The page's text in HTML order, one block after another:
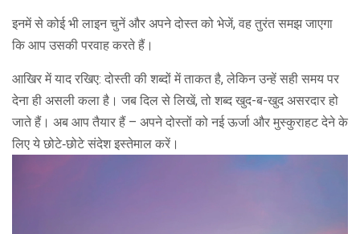
इनमें से कोई भी लाइन चुनें और अपने दोस्त को भेजें, वह तुरंत समझ जाएगा
कि आप उसकी परवाह करते हैं।
आखिर में याद रखिए: दोस्ती की शब्‍दों में ताकत है, लेकिन उन्हें सही समय पर
देना ही असली कला है। जब दिल से लिखें, तो शब्द खुद-ब-खुद असरदार हो
जाते हैं। अब आप तैयार हैं – अपने दोस्तों को नई ऊर्जा और मुस्कुराहट देने के
लिए ये छोटे‑छोटे संदेश इस्तेमाल करें।